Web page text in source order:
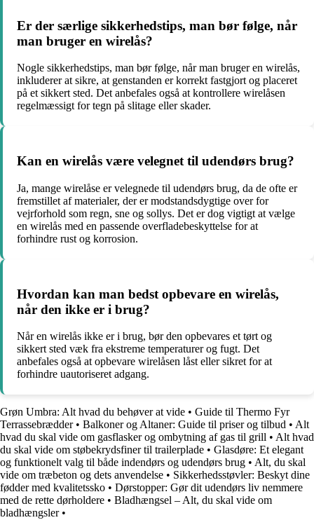
Er der særlige sikkerhedstips, man bør følge, når
man bruger en wirelås?
Nogle sikkerhedstips, man bør følge, når man bruger en wirelås,
inkluderer at sikre, at genstanden er korrekt fastgjort og placeret
på et sikkert sted. Det anbefales også at kontrollere wirelåsen
regelmæssigt for tegn på slitage eller skader.
Kan en wirelås være velegnet til udendørs brug?
Ja, mange wirelåse er velegnede til udendørs brug, da de ofte er
fremstillet af materialer, der er modstandsdygtige over for
vejrforhold som regn, sne og sollys. Det er dog vigtigt at vælge
en wirelås med en passende overfladebeskyttelse for at
forhindre rust og korrosion.
Hvordan kan man bedst opbevare en wirelås,
når den ikke er i brug?
Når en wirelås ikke er i brug, bør den opbevares et tørt og
sikkert sted væk fra ekstreme temperaturer og fugt. Det
anbefales også at opbevare wirelåsen låst eller sikret for at
forhindre uautoriseret adgang.
Grøn Umbra: Alt hvad du behøver at vide • Guide til Thermo Fyr
Terrassebrædder• Balkoner og Altaner: Guide til priser og tilbud • Alt
hvad du skal vide om gasflasker og ombytning af gas til grill • Alt hvad
du skal vide om støbekrydsfiner til trailerplade • Glasdøre: Et elegant
og funktionelt valg til både indendørs og udendørs brug • Alt, du skal
vide om træbeton og dets anvendelse • Sikkerhedsstøvler: Beskyt dine
fødder med kvalitetssko • Dørstopper: Gør dit udendørs liv nemmere
med de rette dørholdere • Bladhængsel – Alt, du skal vide om
bladhængsler•